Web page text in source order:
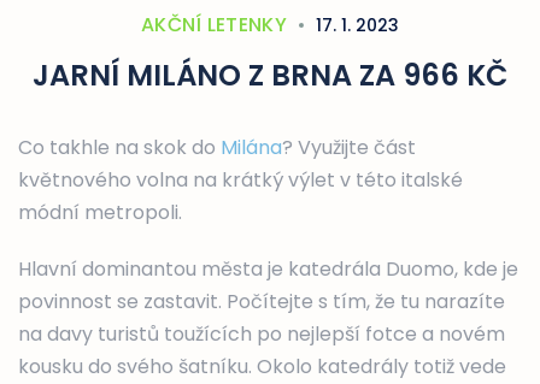
AKČNÍ LETENKY 17. 1. 2023
JARNÍ MILÁNO Z BRNA ZA 966 KČ
Co takhle na skok do Milána? Využijte část
květnového volna na krátký výlet v této italské
módní metropoli.
Hlavní dominantou města je katedrála Duomo, kde je
povinnost se zastavit. Počítejte s tím, že tu narazíte
na davy turistů toužících po nejlepší fotce a novém
kousku do svého šatníku. Okolo katedrály totiž vede